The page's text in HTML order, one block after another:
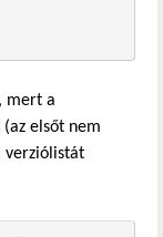
mert a
elsőt nem
verziólistát